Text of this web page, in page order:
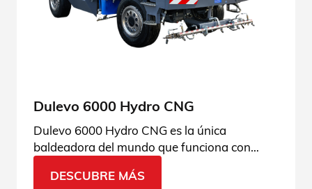
Dulevo 6000 Hydro CNG
Dulevo 6000 Hydro CNG es la única
baldeadora del mundo que funciona con
espacios urbanos. Consulta todas sus
DESCUBRE MÁS